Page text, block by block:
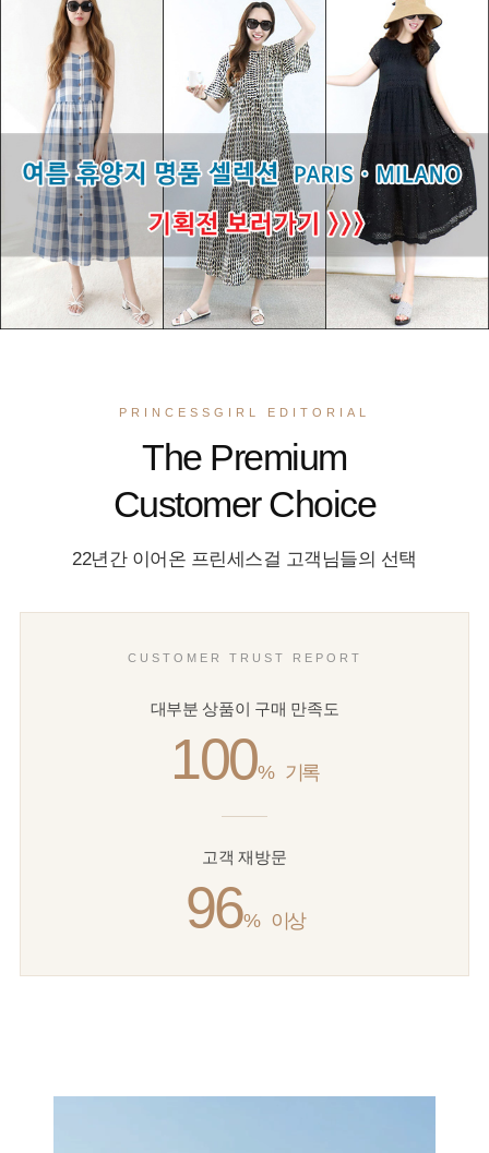
PRINCESSGIRL EDITORIAL
The Premium
Customer Choice
22년간 이어온 프린세스걸 고객님들의 선택
CUSTOMER TRUST REPORT
대부분 상품이 구매 만족도
100% 기록
고객 재방문
96% 이상